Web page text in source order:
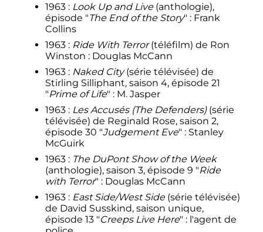
1963 : Look Up and Live(anthologie),
épisode "The End of the Story" : Frank
Collins
1963 : Ride With Terror(téléfilm) de Ron
Winston : Douglas McCann
1963 : Naked City(série télévisée) de
Stirling Silliphant, saison 4, épisode 21
"Prime of Life" : M. Jasper
1963 : Les Accusés (The Defenders)(série
télévisée) de Reginald Rose, saison 2,
épisode 30 "Judgement Eve" : Stanley
McGuirk
1963 : The DuPont Show of the Week
(anthologie), saison 3, épisode 9 "Ride
with Terror" : Douglas McCann
1963 : East Side/West Side(série télévisée)
de David Susskind, saison unique,
épisode 13 "Creeps Live Here" : l'agent de